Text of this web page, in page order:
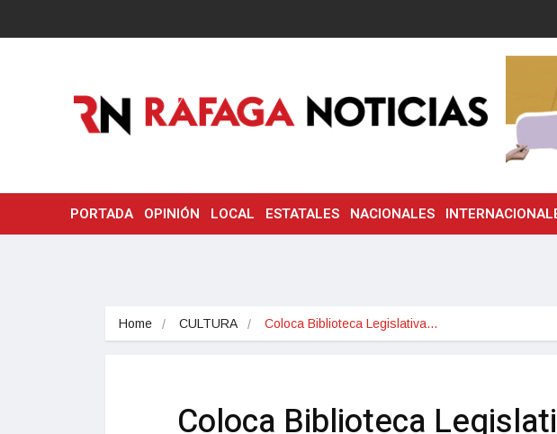
PORTADA OPINIÓN LOCAL ESTATALES NACIONALES
Home CULTURA Coloca Biblioteca Legislativa…
Coloca Biblioteca